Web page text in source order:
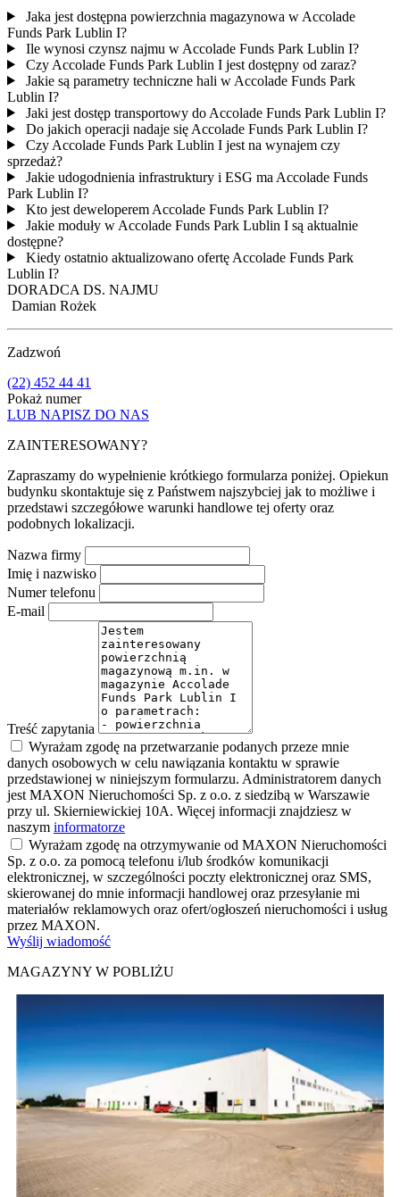
Jaka jest dostępna powierzchnia magazynowa w Accolade
Funds Park Lublin I?
Ile wynosi czynsz najmu w Accolade Funds Park Lublin I?
Czy Accolade Funds Park Lublin I jest dostępny od zaraz?
Jakie są parametry techniczne hali w Accolade Funds Park
Lublin I?
Jaki jest dostęp transportowy do Accolade Funds Park Lublin I?
Do jakich operacji nadaje się Accolade Funds Park Lublin I?
Czy Accolade Funds Park Lublin I jest na wynajem czy
sprzedaż?
Jakie udogodnienia infrastruktury i ESG ma Accolade Funds
Park Lublin I?
Kto jest deweloperem Accolade Funds Park Lublin I?
Jakie moduły w Accolade Funds Park Lublin I są aktualnie
dostępne?
Kiedy ostatnio aktualizowano ofertę Accolade Funds Park
Lublin I?
DORADCA DS. NAJMU
Damian Rożek
Zadzwoń
(22) 452 44 41
Pokaż numer
LUB NAPISZ DO NAS
ZAINTERESOWANY?
Zapraszamy do wypełnienie krótkiego formularza poniżej. Opiekun
budynku skontaktuje się z Państwem najszybciej jak to możliwe i
przedstawi szczegółowe warunki handlowe tej oferty oraz
podobnych lokalizacji.
Nazwa firmy
Imię i nazwisko
Numer telefonu
E-mail
Treść zapytania
Wyrażam zgodę na przetwarzanie podanych przeze mnie
danych osobowych w celu nawiązania kontaktu w sprawie
przedstawionej w niniejszym formularzu. Administratorem danych
jest MAXON Nieruchomości Sp. z o.o. z siedzibą w Warszawie
przy ul. Skierniewickiej 10A. Więcej informacji znajdziesz w
naszym informatorze
Wyrażam zgodę na otrzymywanie od MAXON Nieruchomości
Sp. z o.o. za pomocą telefonu i/lub środków komunikacji
elektronicznej, w szczególności poczty elektronicznej oraz SMS,
skierowanej do mnie informacji handlowej oraz przesyłanie mi
materiałów reklamowych oraz ofert/ogłoszeń nieruchomości i usług
przez MAXON.
Wyślij wiadomość
MAGAZYNY W POBLIŻU